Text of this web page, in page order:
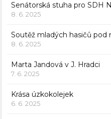
Senátorská stuha pro SDH
8. 6. 2025
Soutěž mladých hasičů pod
8. 6. 2025
Marta Jandová v J. Hradci
7. 6. 2025
Krása úzkokolejek
6. 6. 2025